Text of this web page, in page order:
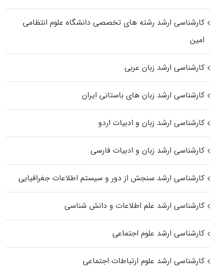
کارشناسی ارشد رﺷﺘﻪ ﻫﺎی تخصصی داﻧﺸﮕﺎه ﻋﻠﻮم انتظامی
اﻣﻴﻦ
کارشناسی ارشد زبان عربی
کارشناسی ارشد زبان‌ های باستانی ایران
کارشناسی ارشد زبان و ادبیات اردو
کارشناسی ارشد زبان و ادبیات فارسی
کارشناسی ارشد سنجش از دور و سیستم اطلاعات جغرافیایی
کارشناسی ارشد علم اطلاعات و دانش شناسی
کارشناسی ارشد علوم اجتماعی
کارشناسی ارشد علوم ارتباطات اجتماعی